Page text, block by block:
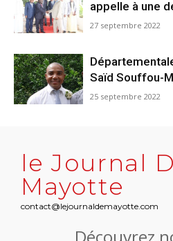
appelle à une
27 septembre 2022
Saïd Souffou-
25 septembre 2022
le Journal
Mayotte
contact@lejournaldemayotte.com